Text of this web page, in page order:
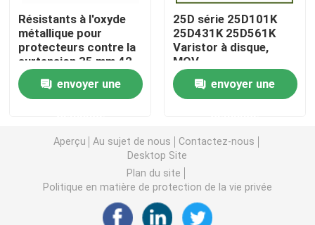
Thermistance de SMD NTC
Le thermistore NTC de puissance
Varistance CMS
Résistants à l'oxyde
métallique pour
protecteurs contre la
surtension 35 mm 42
mm 52 mm 240 ̊ 280
V/Mm La tension de
référence en courant
envoyer une
25D série 25D101K
25D431K 25D561K
Varistor à disque,
MOV
envoyer une
Aperçu Au sujet de nous
Contactez-nous
Desktop Site
Plan du site
Politique en matière de protection de la vie privée